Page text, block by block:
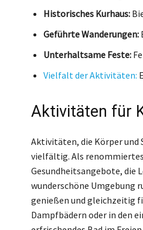
Historisches Kurhaus:
Geführte Wanderungen:
Unterhaltsame Feste:
Vielfalt der Aktivitäten:
Aktivitäten für
Aktivitäten, die Körper und
vielfältig. Als
Gesundheitsangebote, die
wunderschöne Umgebung
genießen und gleichzeitig
Dampfbädern oder in den